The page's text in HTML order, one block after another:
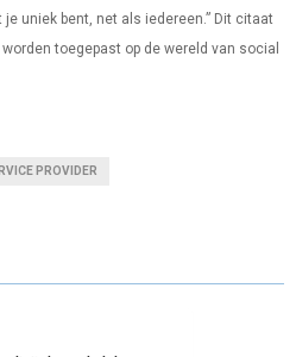
je uniek bent, net als iedereen.” Dit citaat
toegepast op de wereld van social
PROVIDER